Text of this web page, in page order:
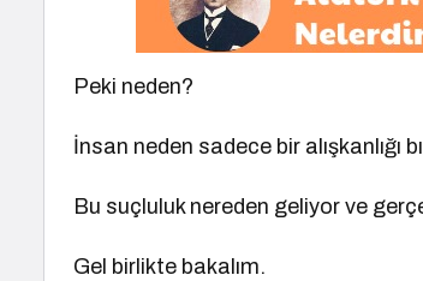
Peki neden?
İnsan neden sadece bir alışkanlığı
Bu suçluluk nereden geliyor ve
Gel birlikte bakalım.